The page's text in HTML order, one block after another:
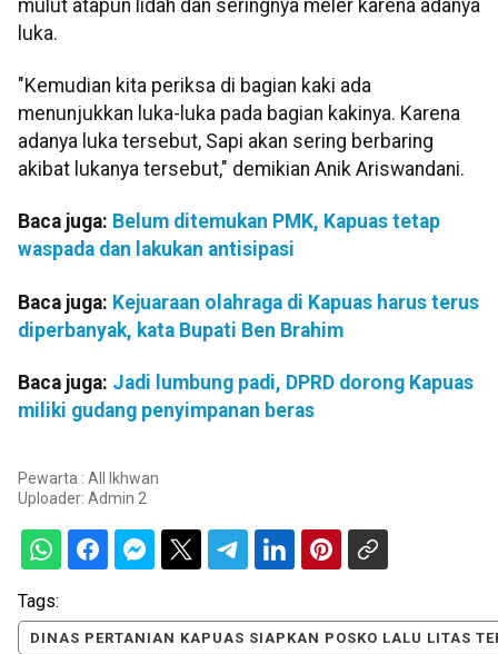
mulut atapun lidah dan seringnya meler karena adanya
luka.
"Kemudian kita periksa di bagian kaki ada
menunjukkan luka-luka pada bagian kakinya. Karena
adanya luka tersebut, Sapi akan sering berbaring
akibat lukanya tersebut," demikian Anik Ariswandani.
Baca juga: Belum ditemukan PMK, Kapuas tetap
waspada dan lakukan antisipasi
Baca juga: Kejuaraan olahraga di Kapuas harus terus
diperbanyak, kata Bupati Ben Brahim
Baca juga: Jadi lumbung padi, DPRD dorong Kapuas
miliki gudang penyimpanan beras
Pewarta : All Ikhwan
Uploader: Admin 2
Tags:
DINAS PERTANIAN KAPUAS SIAPKAN POSKO LALU LITAS